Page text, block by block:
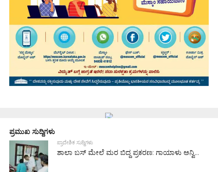
ಪ್ರಮುಖ ಸುದ್ದಿಗಳು
ಪ್ರಾದೇಶಿಕ ಸುದ್ದಿಗಳು
ಶಾಲಾ ಬಸ್ ಮೇಲೆ ಮರ ಬಿದ್ದ ಪ್ರಕರಣ: ಗಾಯಾಳು ಅನ್ವಿ...